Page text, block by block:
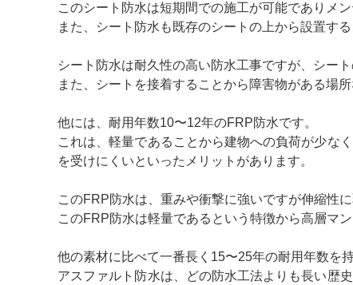
このシート防水は短期間での施工が可能でありメ
また、シート防水も既存のシートの上から設置する
シート防水は耐久性の高い防水工事ですが、シー
また、シートを接着することから障害物がある場
他には、耐用年数10〜12年のFRP防水です。
これは、軽量であることから建物への負荷が少な
を受けにくいといったメリットがあります。
このFRP防水は、重みや衝撃に強いですが伸縮性
このFRP防水は軽量であるという特徴から高層マ
他の素材に比べて一番長く15〜25年の耐用年数を
アスファルト防水は、どの防水工法よりも長い歴